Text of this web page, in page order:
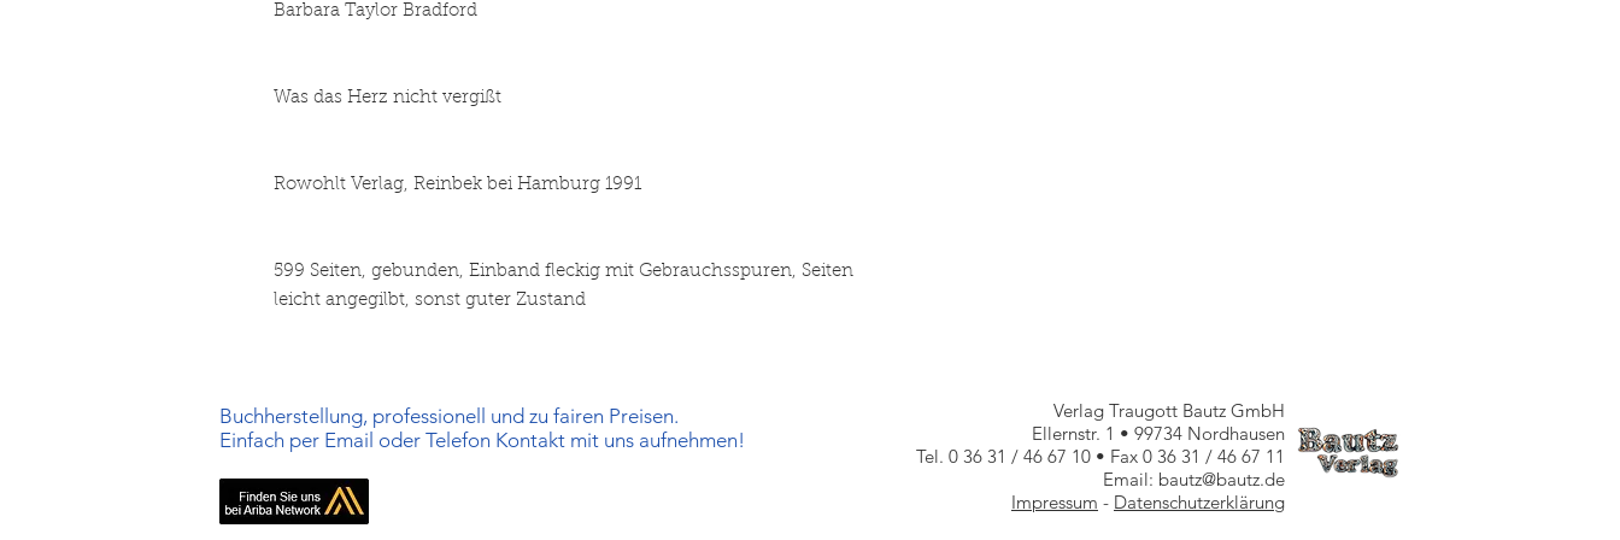
Barbara Taylor Bradford
Was das Herz nicht vergißt
Rowohlt Verlag, Reinbek bei Hamburg 1991
599 Seiten, gebunden, Einband fleckig mit Gebrauchsspuren, Seiten
leicht angegilbt, sonst guter Zustand
Buchherstellung, professionell und zu fairen Preisen.
Einfach per Email oder Telefon Kontakt mit uns aufnehmen!
Verlag Traugott Bautz GmbH
Ellernstr. 1 • 99734 Nordhausen
Tel. 0 36 31 / 46 67 10 • Fax 0 36 31 / 46 67 11
Email: bautz@bautz.de
Impressum - Datenschutzerklärung